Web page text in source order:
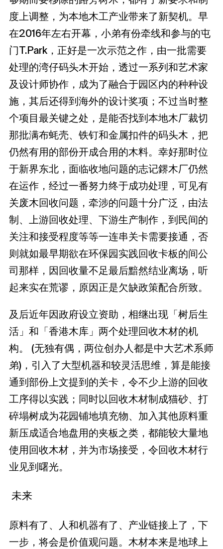
度上调整，为本地木工产业带来了新契机。早
在2016年左右开幕，小弟有份牵线和参与的屯
门T.Park，正好是一次示范之作，由一批需要
处理的湾仔码头木开始，透过一系列和艺术家
及设计师协作，成为了融合于园区内的种种设
施，其后还得到海外的设计奖项；不过当时整
个项目最关键之处，是能否找到本地木厂裁切
那批满布蚝壳、铁钉和金属扣件的码头木，把
仍然有用的部份开成合用的木料。幸好那时位
于新界东北，面临收地问题的志记鎅木厂仍然
在运作，经过一番努力终于成功处理，可见有
关废木回收问题，牵涉的问题十分广泛，由法
制、上游回收处理、下游生产制作，到民间的
关注和接受程度等等一连串关卡需要接通，否
则就如最早期欲在环保园实践回收卡板的间公
司那样，因回收量不足最后黯然结业离场，听
起来实在荒谬，原因正是欠缺政策配合所致。
及后近年因政府设立资助，相继出现「树后生
活」和「香港木库」两个处理回收木材的机
构。 (无独有偶，两位创办人都是中大艺术系师
弟)，引入了大型机器和较灵活思维，算是能接
通到部份上文提到的关卡，令不少上游的回收
工序得以实践；同时以回收木材制成猫砂、打
碎塌树成为花园铺地填充物、加入其他原料重
新压成适合地盘用的夹板之类，都能较大量地
使用回收木材，并为市场接受，令回收木材行
业见到曙光。
未来
原料有了、人和机器有了、产业链接上了，下
一步，将会是价值观问题。木材本来是地球上